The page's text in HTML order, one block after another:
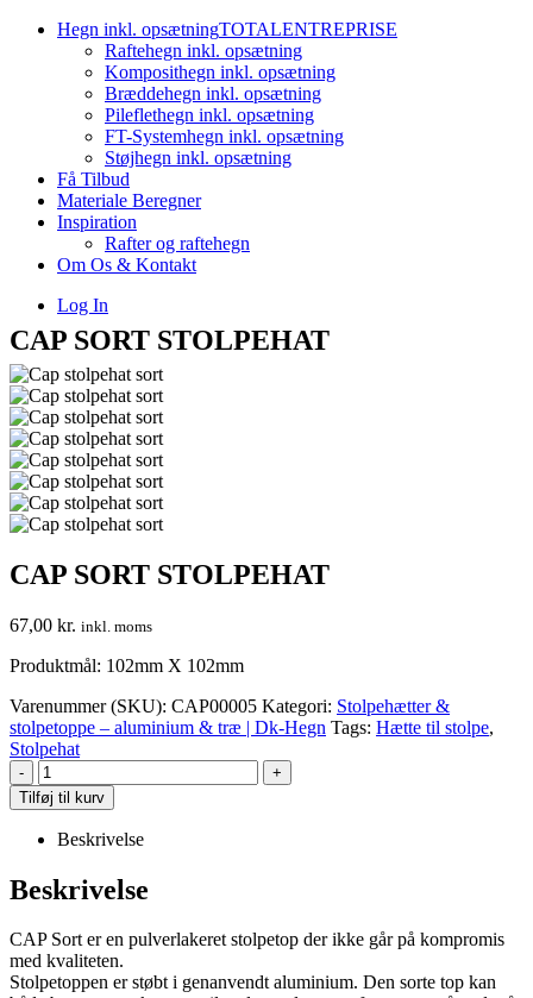
Hegn inkl. opsætningTOTALENTREPRISE
Raftehegn inkl. opsætning
Komposithegn inkl. opsætning
Bræddehegn inkl. opsætning
Pileflethegn inkl. opsætning
FT-Systemhegn inkl. opsætning
Støjhegn inkl. opsætning
Få Tilbud
Materiale Beregner
Inspiration
Rafter og raftehegn
Om Os & Kontakt
Log In
CAP SORT STOLPEHAT
CAP SORT STOLPEHAT
67,00 kr. inkl. moms
Produktmål: 102mm X 102mm
Varenummer (SKU): CAP00005 Kategori: Stolpehætter &
stolpetoppe – aluminium & træ | Dk-Hegn Tags: Hætte til stolpe,
Stolpehat
-
+
Tilføj til kurv
Beskrivelse
Beskrivelse
CAP Sort er en pulverlakeret stolpetop der ikke går på kompromis
med kvaliteten.
Stolpetoppen er støbt i genanvendt aluminium. Den sorte top kan